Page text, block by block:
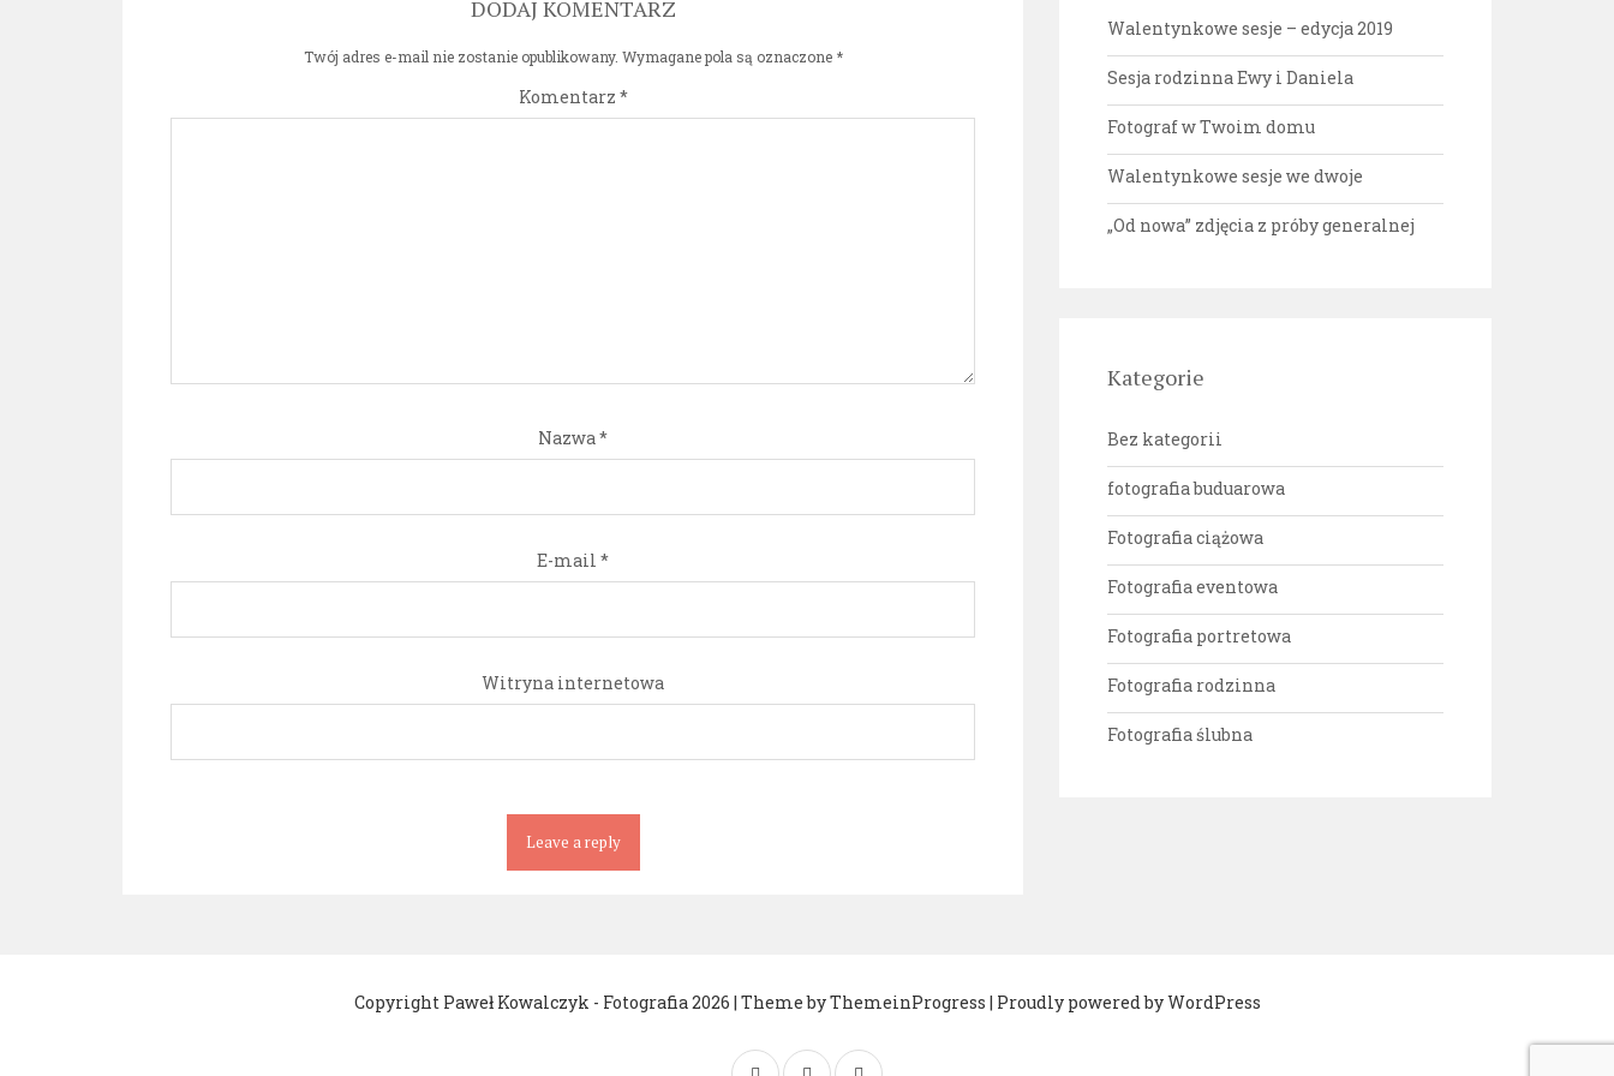
DODAJ KOMENTARZ
Twój adres e-mail nie zostanie opublikowany. Wymagane pola są oznaczone *
Komentarz *
Nazwa*
E-mail *
Witryna internetowa
Walentynkowe sesje – edycja 2019
Sesja rodzinna Ewy i Daniela
Fotograf w Twoim domu
Walentynkowe sesje we dwoje
„Od nowa” zdjęcia z próby generalnej
Kategorie
Bez kategorii
fotografia buduarowa
Fotografia ciążowa
Fotografia eventowa
Fotografia portretowa
Fotografia rodzinna
Fotografia ślubna
Copyright Paweł Kowalczyk - Fotografia 2026 | Theme by ThemeinProgress | Proudly powered by WordPress